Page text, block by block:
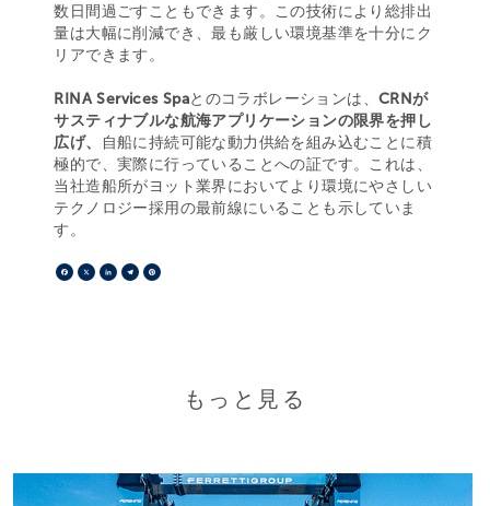
数日間過ごすこともできます。この技術により総排出
量は大幅に削減でき、最も厳しい環境基準を十分にク
リアできます。
RINA Services Spaとのコラボレーションは、 CRNが
サスティナブルな航海アプリケーションの限界を押し
広げ、
自船に持続可能な動力供給を組み込むことに積
極的で、実際に行っていることへの証です。これは、
当社造船所がヨット業界においてより環境にやさしい
テクノロジー採用の最前線にいることも示していま
す。
Facebook
X LinkedIn
Telegram
もっと見る